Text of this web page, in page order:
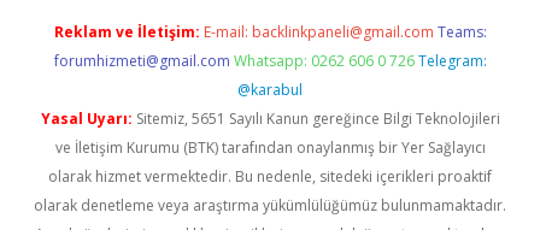
Reklam ve İletişim: E-mail: backlinkpaneli@gmail.com Teams:
forumhizmeti@gmail.com Whatsapp: 0262 606 0 726 Telegram:
@karabul
Yasal Uyarı: Sitemiz, 5651 Sayılı Kanun gereğince Bilgi Teknolojileri
ve İletişim Kurumu (BTK) tarafından onaylanmış bir Yer Sağlayıcı
olarak hizmet vermektedir. Bu nedenle, sitedeki içerikleri proaktif
olarak denetleme veya araştırma yükümlülüğümüz bulunmamaktadır.